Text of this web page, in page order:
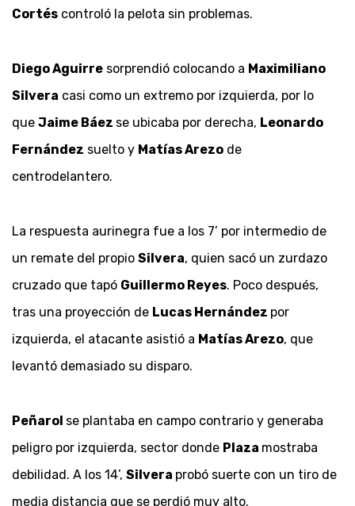
Cortés controló la pelota sin problemas.
Diego Aguirre sorprendió colocando a Maximiliano
Silvera casi como un extremo por izquierda, por lo
que Jaime Báez se ubicaba por derecha, Leonardo
Fernández suelto y Matías Arezo de
centrodelantero.
La respuesta aurinegra fue a los 7’ por intermedio de
un remate del propio Silvera, quien sacó un zurdazo
cruzado que tapó Guillermo Reyes. Poco después,
tras una proyección de Lucas Hernández por
izquierda, el atacante asistió a Matías Arezo, que
levantó demasiado su disparo.
Peñarol se plantaba en campo contrario y generaba
peligro por izquierda, sector donde Plaza mostraba
debilidad. A los 14’, Silvera probó suerte con un tiro de
media distancia que se perdió muy alto.